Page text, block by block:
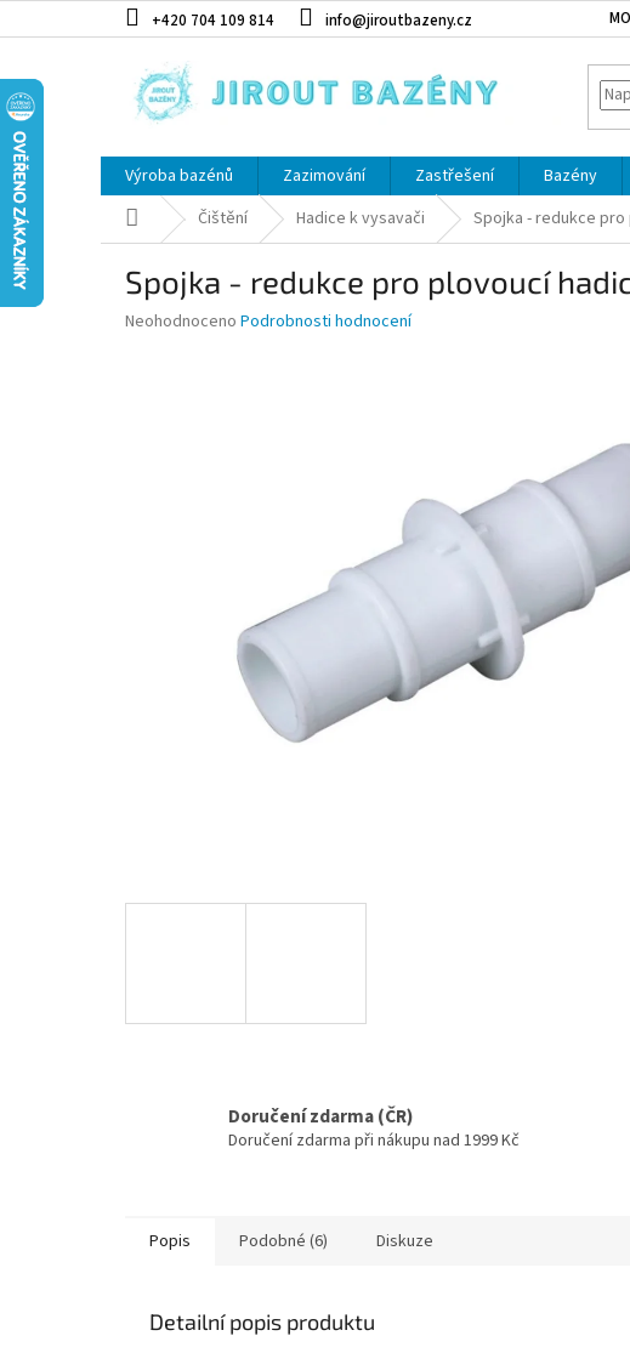
+420 704 109 814 info@jiroutbazeny.cz
Výroba bazénů Zazimování Zastřešení Bazény
Domů Čištění Hadice k vysavači Spojka - redukce
Spojka - redukce pro plovoucí
Průměrné hodnocení produktu je 0,0 z 5 hvězdiček.
Neohodnoceno Podrobnosti hodnocení
Doručení zdarma (ČR)
Doručení zdarma při nákupu nad 1999 Kč
Popis Podobné (6) Diskuze
Detailní popis produktu